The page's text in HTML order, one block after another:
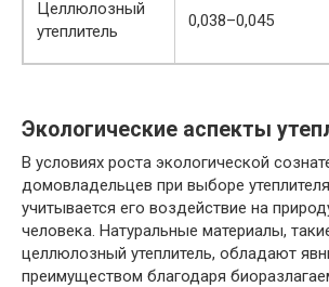
Целлюлозный
утеплитель
0,038–0,045
Экологические аспекты
В условиях роста экологической
домовладельцев при выборе
учитывается его воздействие на
человека. Натуральные материалы,
целлюлозный утеплитель, обладают
преимуществом благодаря